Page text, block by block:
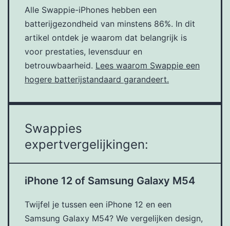
Alle Swappie-iPhones hebben een
batterijgezondheid van minstens 86%. In dit
artikel ontdek je waarom dat belangrijk is
voor prestaties, levensduur en
betrouwbaarheid. Lees waarom Swappie een
hogere batterijstandaard garandeert.
Swappies
expertvergelijkingen:
iPhone 12 of Samsung Galaxy M54
Twijfel je tussen een iPhone 12 en een
Samsung Galaxy M54? We vergelijken design,